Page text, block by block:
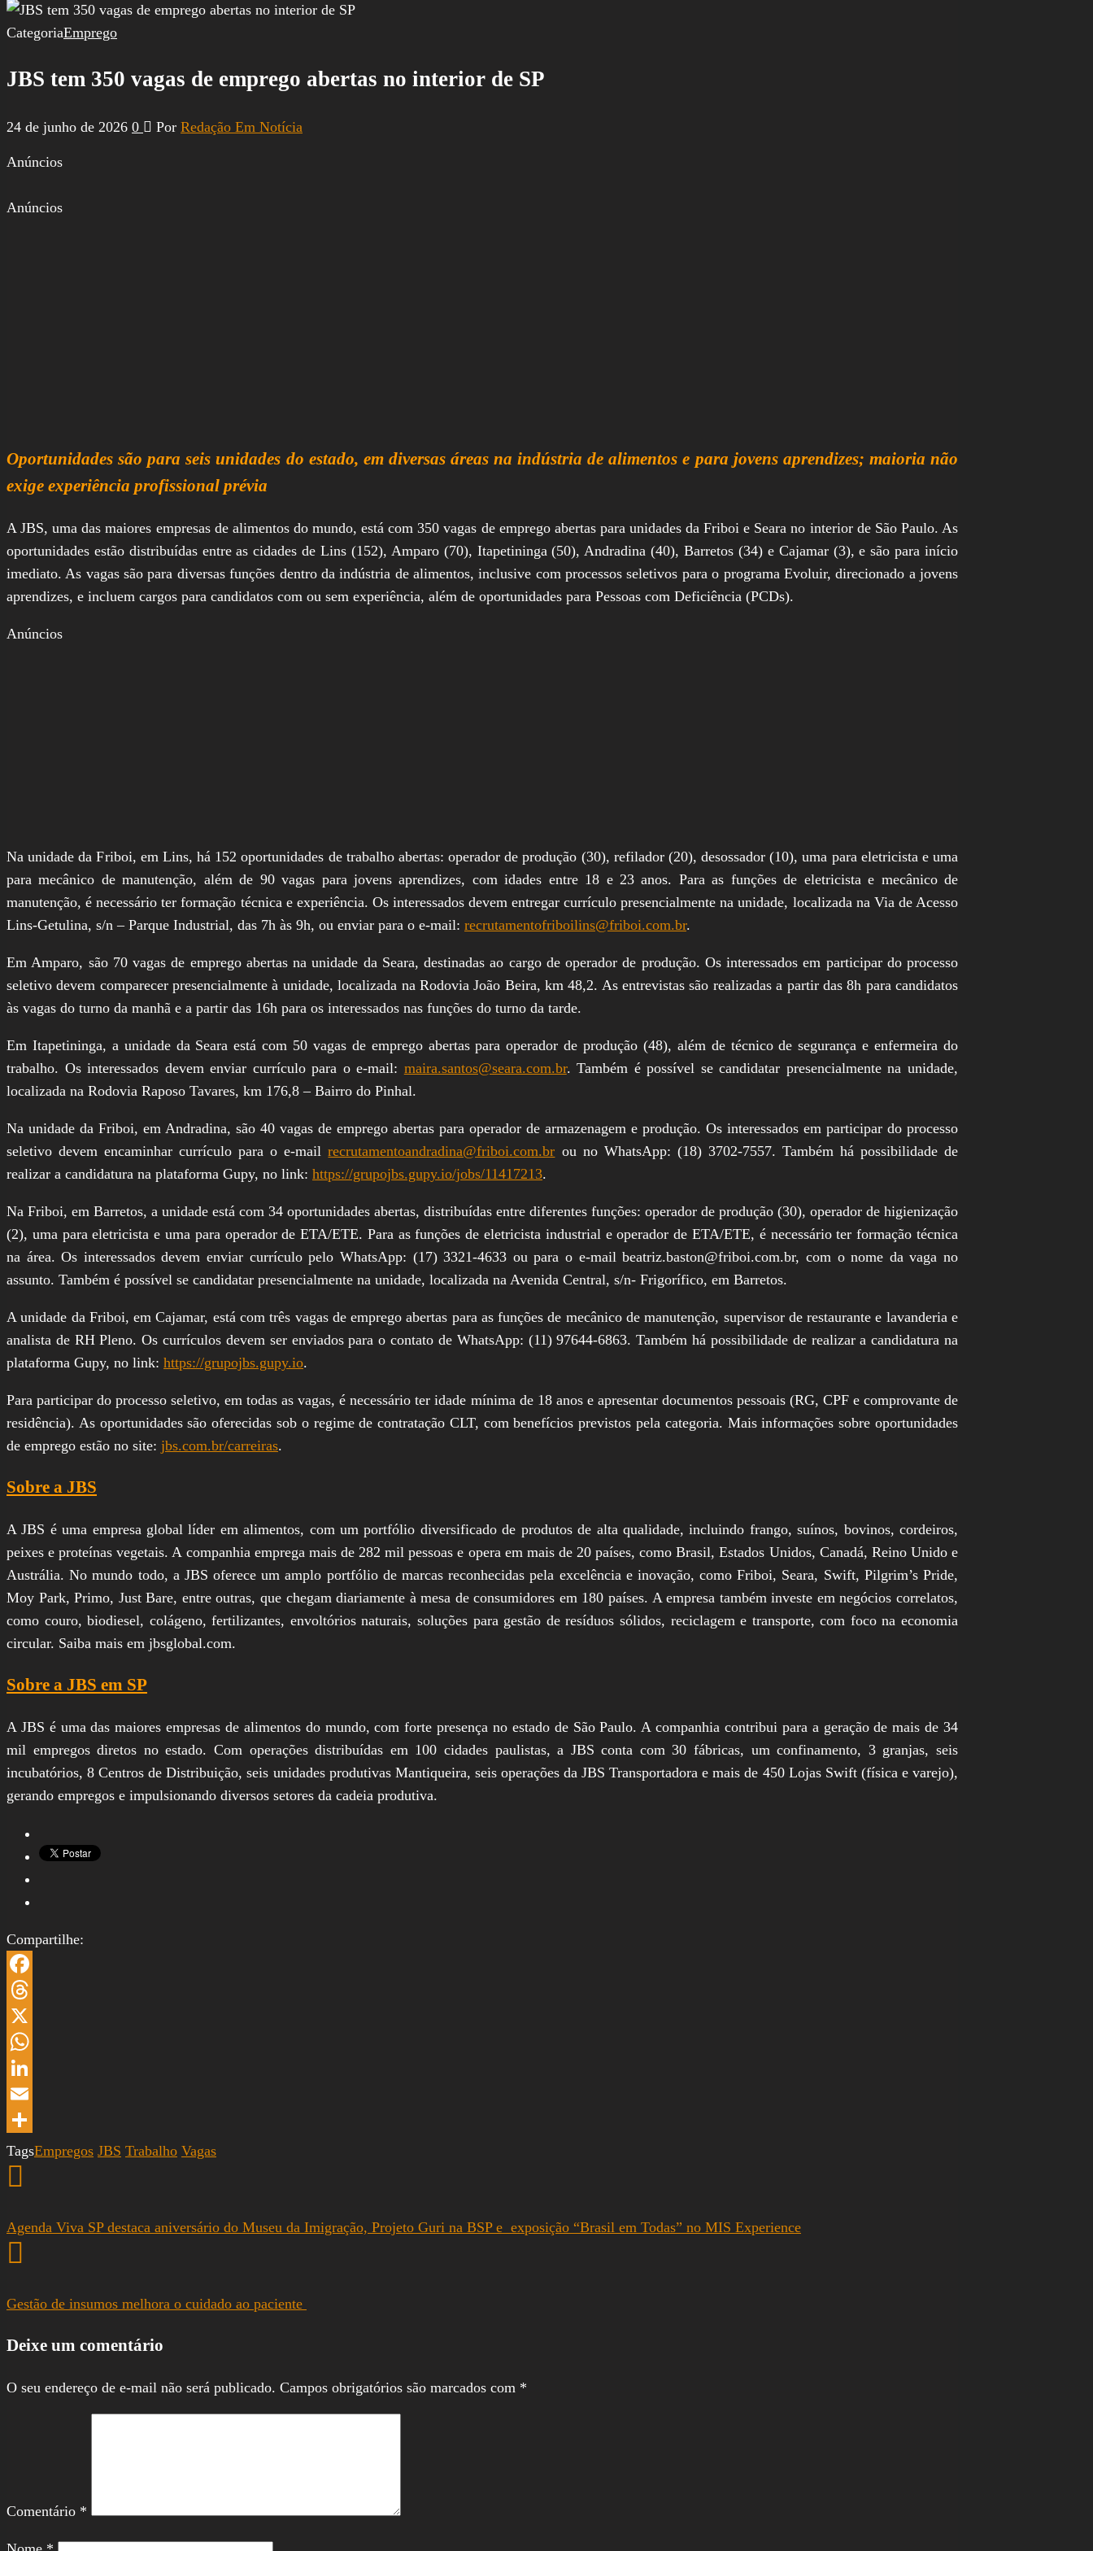
por:
CategoriaEmprego
JBS tem 350 vagas de emprego abertas no interior de SP
24 de junho de 2026 0 Por Redação Em Notícia
Anúncios
Anúncios
Oportunidades são para seis unidades do estado, em diversas áreas na indústria de alimentos e para jovens aprendizes; maioria não
exige experiência profissional prévia
A JBS, uma das maiores empresas de alimentos do mundo, está com 350 vagas de emprego abertas para unidades da Friboi e Seara no interior de São Paulo. As
oportunidades estão distribuídas entre as cidades de Lins (152), Amparo (70), Itapetininga (50), Andradina (40), Barretos (34) e Cajamar (3), e são para início
imediato. As vagas são para diversas funções dentro da indústria de alimentos, inclusive com processos seletivos para o programa Evoluir, direcionado a jovens
aprendizes, e incluem cargos para candidatos com ou sem experiência, além de oportunidades para Pessoas com Deficiência (PCDs).
Anúncios
Na unidade da Friboi, em Lins, há 152 oportunidades de trabalho abertas: operador de produção (30), refilador (20), desossador (10), uma para eletricista e uma
para mecânico de manutenção, além de 90 vagas para jovens aprendizes, com idades entre 18 e 23 anos. Para as funções de eletricista e mecânico de
manutenção, é necessário ter formação técnica e experiência. Os interessados devem entregar currículo presencialmente na unidade, localizada na Via de Acesso
Lins-Getulina, s/n – Parque Industrial, das 7h às 9h, ou enviar para o e-mail: recrutamentofriboilins@friboi.com.br.
Em Amparo, são 70 vagas de emprego abertas na unidade da Seara, destinadas ao cargo de operador de produção. Os interessados em participar do processo
seletivo devem comparecer presencialmente à unidade, localizada na Rodovia João Beira, km 48,2. As entrevistas são realizadas a partir das 8h para candidatos
às vagas do turno da manhã e a partir das 16h para os interessados nas funções do turno da tarde.
Em Itapetininga, a unidade da Seara está com 50 vagas de emprego abertas para operador de produção (48), além de técnico de segurança e enfermeira do
trabalho. Os interessados devem enviar currículo para o e-mail: maira.santos@seara.com.br. Também é possível se candidatar presencialmente na unidade,
localizada na Rodovia Raposo Tavares, km 176,8 – Bairro do Pinhal.
Na unidade da Friboi, em Andradina, são 40 vagas de emprego abertas para operador de armazenagem e produção. Os interessados em participar do processo
seletivo devem encaminhar currículo para o e-mailrecrutamentoandradina@friboi.com.br ou no WhatsApp: (18) 3702-7557. Também há possibilidade de
realizar a candidatura na plataforma Gupy, no link: https://grupojbs.gupy.io/jobs/11417213.
Na Friboi, em Barretos, a unidade está com 34 oportunidades abertas, distribuídas entre diferentes funções: operador de produção (30), operador de higienização
(2), uma para eletricista e uma para operador de ETA/ETE. Para as funções de eletricista industrial e operador de ETA/ETE, é necessário ter formação técnica
na área. Os interessados devem enviar currículo pelo WhatsApp: (17) 3321-4633 ou para o e-mail beatriz.baston@friboi.com.br, com o nome da vaga no
assunto. Também é possível se candidatar presencialmente na unidade, localizada na Avenida Central, s/n- Frigorífico, em Barretos.
A unidade da Friboi, em Cajamar, está com três vagas de emprego abertas para as funções de mecânico de manutenção, supervisor de restaurante e lavanderia e
analista de RH Pleno. Os currículos devem ser enviados para o contato de WhatsApp: (11) 97644-6863. Também há possibilidade de realizar a candidatura na
plataforma Gupy, no link: https://grupojbs.gupy.io.
Para participar do processo seletivo, em todas as vagas, é necessário ter idade mínima de 18 anos e apresentar documentos pessoais (RG, CPF e comprovante de
residência). As oportunidades são oferecidas sob o regime de contratação CLT, com benefícios previstos pela categoria. Mais informações sobre oportunidades
de emprego estão no site: jbs.com.br/carreiras.
Sobre a JBS
A JBS é uma empresa global líder em alimentos, com um portfólio diversificado de produtos de alta qualidade, incluindo frango, suínos, bovinos, cordeiros,
peixes e proteínas vegetais. A companhia emprega mais de 282 mil pessoas e opera em mais de 20 países, como Brasil, Estados Unidos, Canadá, Reino Unido e
Austrália. No mundo todo, a JBS oferece um amplo portfólio de marcas reconhecidas pela excelência e inovação, como Friboi, Seara, Swift, Pilgrim’s Pride,
Moy Park, Primo, Just Bare, entre outras, que chegam diariamente à mesa de consumidores em 180 países. A empresa também investe em negócios correlatos,
como couro, biodiesel, colágeno, fertilizantes, envoltórios naturais, soluções para gestão de resíduos sólidos, reciclagem e transporte, com foco na economia
circular. Saiba mais em jbsglobal.com.
Sobre a JBS em SP
A JBS é uma das maiores empresas de alimentos do mundo, com forte presença no estado de São Paulo. A companhia contribui para a geração de mais de 34
mil empregos diretos no estado. Com operações distribuídas em 100 cidades paulistas, a JBS conta com 30 fábricas, um confinamento, 3 granjas, seis
incubatórios, 8 Centros de Distribuição, seis unidades produtivas Mantiqueira, seis operações da JBS Transportadora e mais de 450 Lojas Swift (física e varejo),
gerando empregos e impulsionando diversos setores da cadeia produtiva.
Compartilhe:
Facebook
Threads
X
WhatsApp
LinkedIn
Email
Share
TagsEmpregos JBS Trabalho Vagas
Agenda Viva SP destaca aniversário do Museu da Imigração, Projeto Guri na BSP e exposição “Brasil em Todas” no MIS Experience
Gestão de insumos melhora o cuidado ao paciente
Deixe um comentário
O seu endereço de e-mail não será publicado. Campos obrigatórios são marcados com *
Comentário *